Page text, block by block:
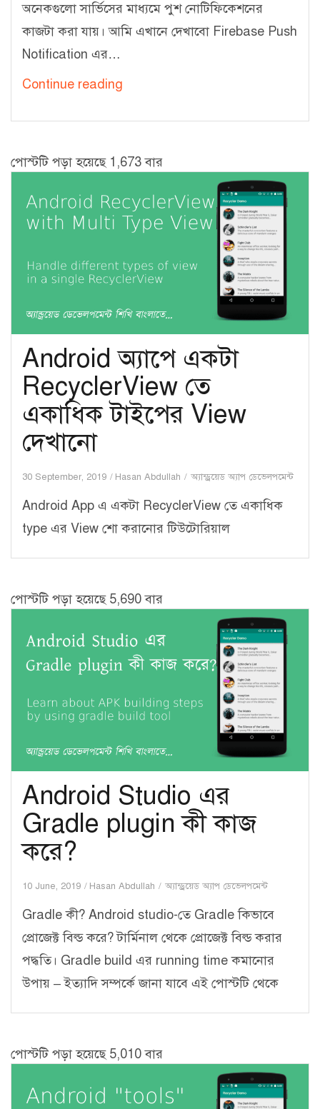
অনেকগুলো সার্ভিসের মাধ্যমে পুশ নোটিফিকেশনের
কাজটা করা যায়। আমি এখানে দেখাবো Firebase Push
Notification এর…
Continue reading
নোটিফিকেশন:
Firebase
API
ও
backend
পোস্টটি পড়া হয়েছে 1,673 বার
Android অ্যাপে একটা
RecyclerView তে
একাধিক টাইপের View
দেখানো
30 September, 2019 Hasan Abdullah অ্যান্ড্রয়েড অ্যাপ ডেভেলপমেন্ট
Android App এ একটা RecyclerView তে একাধিক
type এর View শো করানোর টিউটোরিয়াল
পোস্টটি পড়া হয়েছে 5,690 বার
Android Studio এর
Gradle plugin কী কাজ
করে?
10 June, 2019 Hasan Abdullah অ্যান্ড্রয়েড অ্যাপ ডেভেলপমেন্ট
Gradle কী? Android studio-তে Gradle কিভাবে
প্রোজেক্ট বিল্ড করে? টার্মিনাল থেকে প্রোজেক্ট বিল্ড করার
পদ্ধতি। Gradle build এর running time কমানোর
উপায় – ইত্যাদি সম্পর্কে জানা যাবে এই পোস্টটি থেকে
পোস্টটি পড়া হয়েছে 5,010 বার